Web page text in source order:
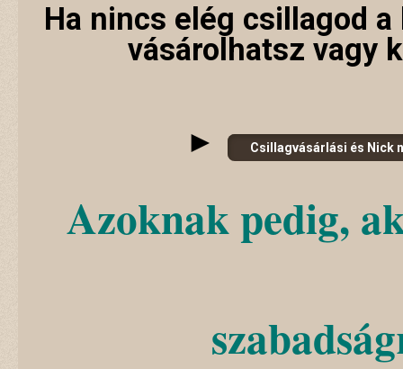
Ha nincs elég csillagod
vásárolhatsz vagy
► Csillagvásárlási és Nick
Azoknak pedig,